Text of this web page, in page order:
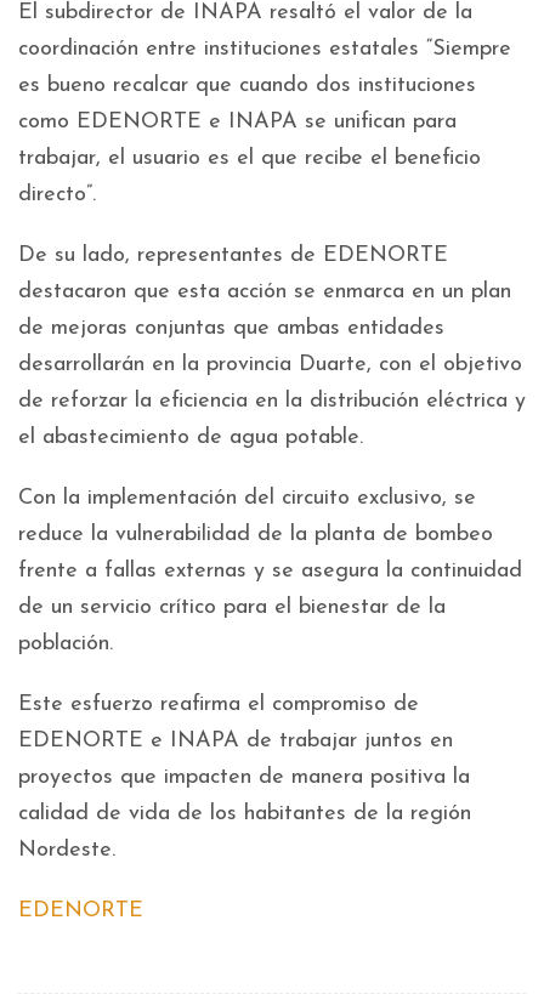
El subdirector de INAPA resaltó el valor de la
coordinación entre instituciones estatales “Siempre
es bueno recalcar que cuando dos instituciones
como EDENORTE e INAPA se unifican para
trabajar, el usuario es el que recibe el beneficio
directo”.
De su lado, representantes de EDENORTE
destacaron que esta acción se enmarca en un plan
de mejoras conjuntas que ambas entidades
desarrollarán en la provincia Duarte, con el objetivo
de reforzar la eficiencia en la distribución eléctrica y
el abastecimiento de agua potable.
Con la implementación del circuito exclusivo, se
reduce la vulnerabilidad de la planta de bombeo
frente a fallas externas y se asegura la continuidad
de un servicio crítico para el bienestar de la
población.
Este esfuerzo reafirma el compromiso de
EDENORTE e INAPA de trabajar juntos en
proyectos que impacten de manera positiva la
calidad de vida de los habitantes de la región
Nordeste.
EDENORTE